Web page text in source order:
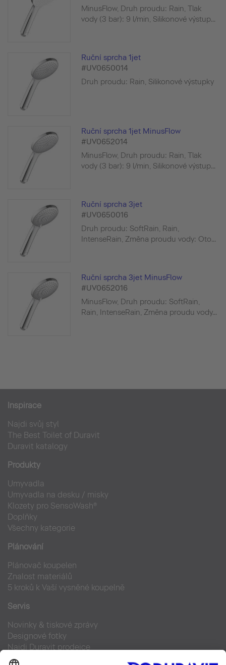
MinusFlow, Druh proudu: Rain, Tlak
vody (3 bar): 9 l/min, Silikonové výstup...
Ruční sprcha 1jet
#UV0650014
Druh proudu: Rain, Silikonové výstupky
Ruční sprcha 1jet MinusFlow
#UV0652014
MinusFlow, Druh proudu: Rain, Tlak
vody (3 bar): 9 l/min, Silikonové výstup...
Ruční sprcha 3jet
#UV0650016
Druh proudu: SoftRain, Rain,
IntenseRain, Změna proudu vody: Oto...
Ruční sprcha 3jet MinusFlow
#UV0652016
MinusFlow, Druh proudu: SoftRain,
Rain, IntenseRain, Změna proudu vody...
Inspirace
Najdi svůj styl
The Best Toilet of Duravit
Duravit katalogy
Produkty
Umyvadla
Umyvadla na desku / misky
Klozety pro SensoWash®
Doplňky
Všechny kategorie
Plánování
Plánovač koupelen
Znalost materiálů
5 kroků k Vaší vysněné koupelně
Servis
Novinky & tiskové zprávy
Designové fotky
Najdi Duravit prodejce
Často kladené otázky